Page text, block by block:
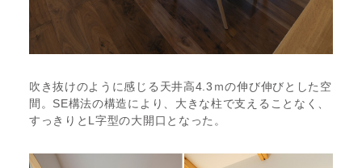
吹き抜けのように感じる天井高4.3ｍの伸び伸びとした空
間。SE構法の構造により、大きな柱で支えることなく、
すっきりとL字型の大開口となった。